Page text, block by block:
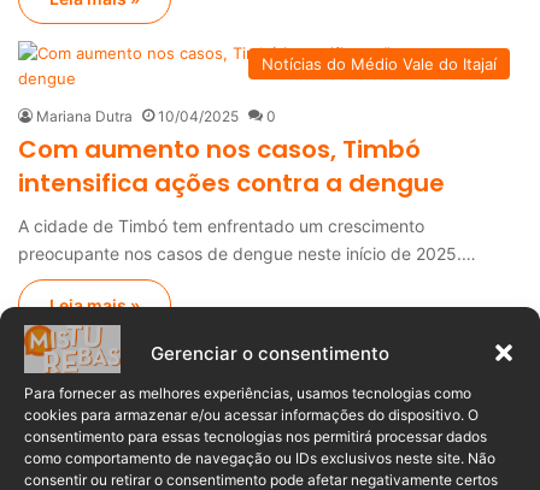
Gerenciar o consentimento
Para fornecer as melhores experiências, usamos tecnologias como
cookies para armazenar e/ou acessar informações do dispositivo. O
consentimento para essas tecnologias nos permitirá processar dados
como comportamento de navegação ou IDs exclusivos neste site. Não
consentir ou retirar o consentimento pode afetar negativamente certos
Notícias do Médio Vale do Itajaí
Mariana Dutra 10/04/2025 0
Com aumento nos casos, Timbó
intensifica ações contra a dengue
A cidade de Timbó tem enfrentado um crescimento
preocupante nos casos de dengue neste início de 2025.…
Leia mais »
Obituário
Redação Misturebas I 24/03/2025 0
Óbitos no Vale do Itajaí de 21 a 23 de
março